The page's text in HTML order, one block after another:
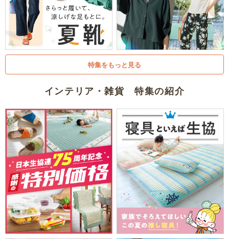
特集をもっと見る
インテリア・雑貨 特集の紹介